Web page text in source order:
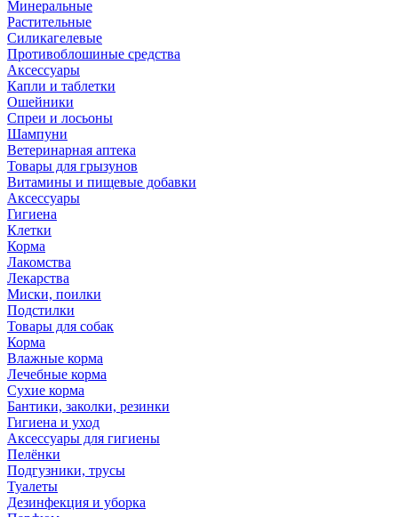
Минеральные
Растительные
Силикагелевые
Противоблошиные средства
Аксессуары
Капли и таблетки
Ошейники
Спреи и лосьоны
Шампуни
Ветеринарная аптека
Товары для грызунов
Витамины и пищевые добавки
Аксессуары
Гигиена
Клетки
Корма
Лакомства
Лекарства
Миски, поилки
Подстилки
Товары для собак
Корма
Влажные корма
Лечебные корма
Сухие корма
Бантики, заколки, резинки
Гигиена и уход
Аксессуары для гигиены
Пелёнки
Подгузники, трусы
Туалеты
Дезинфекция и уборка